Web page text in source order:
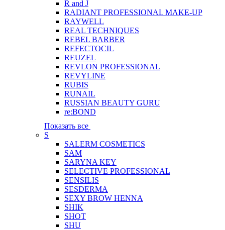
R and J
RADIANT PROFESSIONAL MAKE-UP
RAYWELL
REAL TECHNIQUES
REBEL BARBER
REFECTOCIL
REUZEL
REVLON PROFESSIONAL
REVYLINE
RUBIS
RUNAIL
RUSSIAN BEAUTY GURU
re:BOND
Показать все
S
SALERM COSMETICS
SAM
SARYNA KEY
SELECTIVE PROFESSIONAL
SENSILIS
SESDERMA
SEXY BROW HENNA
SHIK
SHOT
SHU